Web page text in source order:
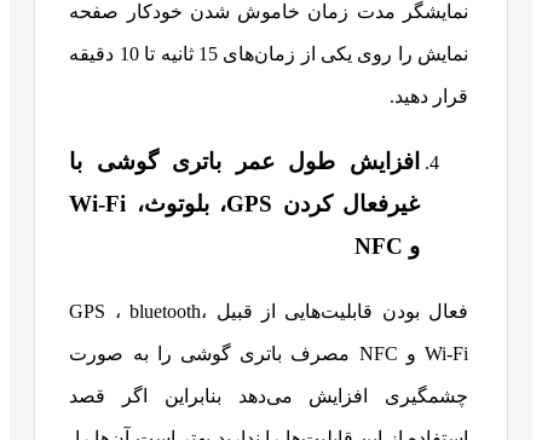
نمایشگر مدت زمان خاموش شدن خودکار صفحه
نمایش را روی یکی از زمان‌های 15 ثانیه تا 10 دقیقه
قرار دهید.
افزایش طول عمر باتری گوشی با
غیرفعال کردن GPS، بلوتوث، Wi-Fi
و NFC
فعال بودن قابلیت‌هایی از قبیل GPS ، bluetooth،
Wi-Fi و NFC مصرف باتری گوشی را به صورت
چشمگیری افزایش می‌دهد بنابراین اگر قصد